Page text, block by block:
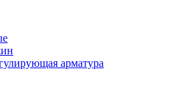
арматура